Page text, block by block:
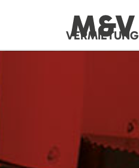
VERMIETUNG